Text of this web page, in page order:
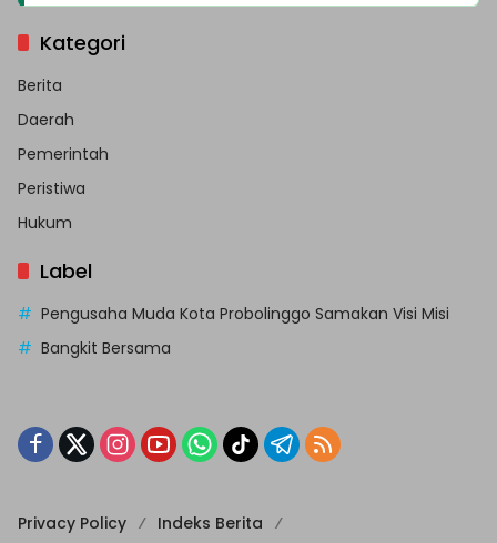
Kategori
Berita
Daerah
Pemerintah
Peristiwa
Hukum
Label
Pengusaha Muda Kota Probolinggo Samakan Visi Misi
Bangkit Bersama
Privacy Policy
Indeks Berita